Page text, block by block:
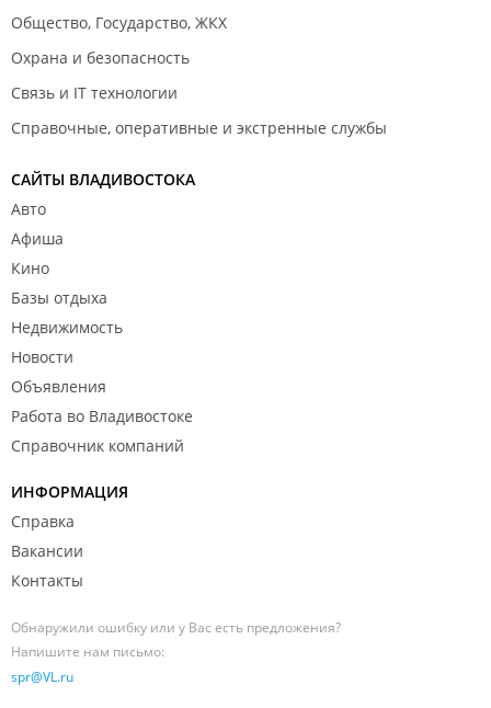
Общество, Государство, ЖКХ
Охрана и безопасность
Связь и IT технологии
Справочные, оперативные и экстренные службы
САЙТЫ ВЛАДИВОСТОКА
Авто
Афиша
Кино
Базы отдыха
Недвижимость
Новости
Объявления
Работа во Владивостоке
Справочник компаний
ИНФОРМАЦИЯ
Справка
Вакансии
Контакты
Обнаружили ошибку или у Вас есть предложения?
Напишите нам письмо:
spr@VL.ru